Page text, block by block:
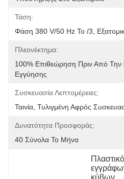
Τάση:
Φάση 380 V/50 Hz Το /3,
Πλεονέκτημα:
100% Επιθεώρηση Πριν Από Την
Εγγύησης
Συσκευασία Λεπτομέρειες:
Ταινία, Τυλιγμένη Αφρός
Δυνατότητα Προσφοράς:
40 Σύνολα Το Μήνα
κύβων